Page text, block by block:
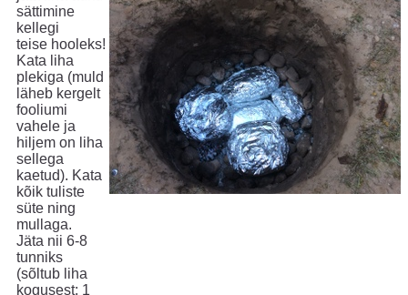
sättimine
kellegi
teise hooleks!
Kata liha
plekiga (muld
läheb kergelt
fooliumi
vahele ja
hiljem on liha
sellega
kaetud). Kata
kõik tuliste
süte ning
mullaga.
Jäta nii 6-8
tunniks
(sõltub liha
kogusest: 1